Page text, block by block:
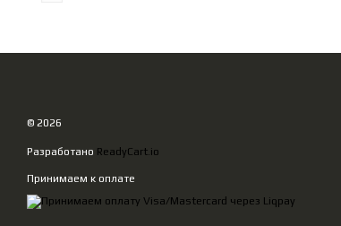
© 2026
Разработано ReadyCart.io
Принимаем к оплате